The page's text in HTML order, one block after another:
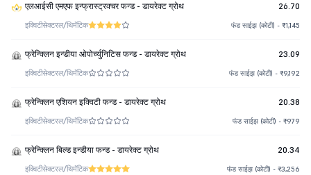
एलआईसी एमएफ इन्फ्रास्ट्रक्चर फन्ड - डायरेक्ट ग्रोथ 26.70
इक्विटीसेक्टरल/थिमॅटिक फंड साईझ (कोटी) - ₹1,145
फ्रेन्क्लिन इन्डीया ओपोर्च्युनिटिस फन्ड - डायरेक्ट ग्रोथ 23.09
इक्विटीसेक्टरल/थिमॅटिक फंड साईझ (कोटी) - ₹9,192
फ्रेन्क्लिन एशियन इक्विटी फन्ड - डायरेक्ट ग्रोथ 20.38
इक्विटीसेक्टरल/थिमॅटिक फंड साईझ (कोटी) - ₹979
फ्रेन्क्लिन बिल्ड इन्डीया फन्ड - डायरेक्ट ग्रोथ 20.34
इक्विटीसेक्टरल/थिमॅटिक फंड साईझ (कोटी) - ₹3,256